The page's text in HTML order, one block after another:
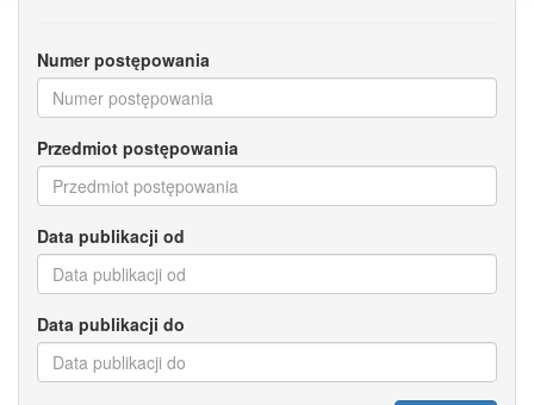
Numer postępowania
Przedmiot postępowania
Data publikacji od
Data publikacji do